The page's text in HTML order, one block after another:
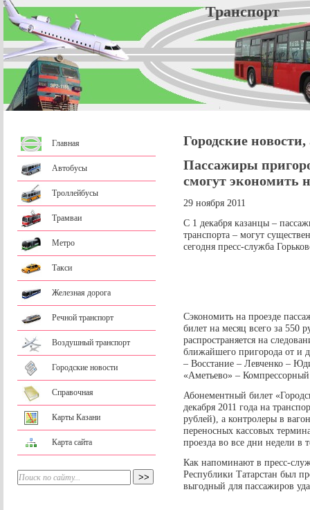
Главная
Автобусы
Троллейбусы
Трамваи
Метро
Такси
Железная дорога
Речной транспорт
Воздушный транспорт
Городские новости
Справочная
Карты Казани
Карта сайта
Городские
Пассажиры
смогут экономить
29 ноября 2011
С 1 декабря казанцы –
транспорта – могут
сегодня пресс-служба
Сэкономить на проезде
билет на месяц всего за 550
распространяется на
ближайшего пригорода от и
– Восстание – Левченко –
«Аметьево» –
Абонементный билет
декабря 2011 года на
рублей), а контролеры в
переносных кассовых
проезда во все дни недели в
Как напоминают в пресс-
Республики Татарстан был
выгодный для пассажиров